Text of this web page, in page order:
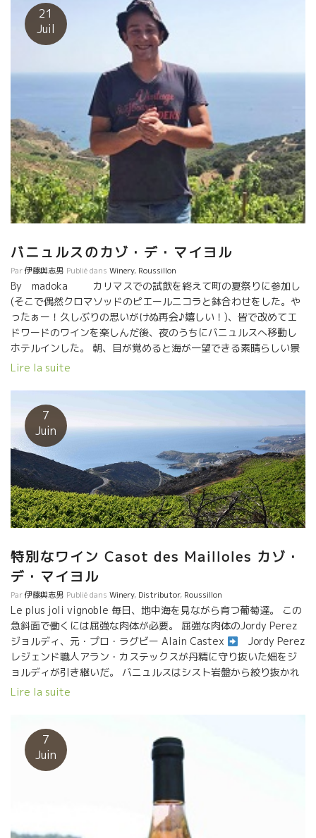
木店に来ている。 シェフの戸田さんがトビッキリ美味しい魚介類お
焼きや焼いてくれた。 南の太陽とお好み焼きソースの相性が素晴ら
い！！ （モンカルメスの問合せはサンフォニー社です）
21
Juil
バニュルスのカゾ・デ・マイヨル
Par伊藤與志男 Publié dans Winery, Roussillon
By madoka カリマスでの試飲を終えて町の夏祭りに参加し
(そこで偶然クロマソッドのピエールニコラと鉢合わせをした。や
ったぁー！久しぶりの思いがけぬ再会♪嬉しい！)、皆で改めてエ
ドワードのワインを楽しんだ後、夜のうちにバニュルスへ移動し
ホテルインした。 朝、目が覚めると海が一望できる素晴らしい景
色が飛び込んできた。ずっと憧れていたバニュルスにやっと来れ
向かう。 山道をくねくねと登り、着いたのは少し前 日本にも入荷
したクロ・ド・タイラックの畑。2005年まで先代アランが造って
いたがその後この区画のキューヴェはリリースされていなかっ
た。ドメーヌが所有する畑のなかでも一番の傾斜で海側に位置す
る。 実際に来てみると傾斜は想像を超えた。どうやって仕事をし
ているの？？まさに命懸けだ。 クロ・ド・タイラック。 ジョルデ
ィが2016年に復活させた区画。 このことをアランに内緒にしてい
たジョルディがワインが出来た時アランにブラインドで飲ませた
というエピソードがある。一発で言い当てたアラン。思い入れが
この区画にしか出せない味わい。ルシヨンなのにブルゴーニュの
グランヴァンのように軽快かつ繊細。余韻は長く旨味が溶け込ん
でいる。 その後カーヴに戻り来月日本に入ってくる新しいキュー
ヴェを含む2017年ヴィンテージを試飲させてもらいました。 リリ
ースはサンフォニーにて９月〜10月を予定しています。乞うご期
待！
Lire la suite
7
Juin
特別なワイン Casot des Mailloles カゾ・
デ・マイヨル
Par伊藤與志男 Publié dans Winery, Distributor, Roussillon
Le plus joli vignoble 毎日、地中海を見ながら育つ葡萄達。 この
急斜面で働くには屈強な肉体が必要。 屈強な肉体のJordy Perez
ジョルディ、元・プロ・ラグビー Alain Castex
Jordy Perez
レジェンド職人アラン・カステックスが丹精に守り抜いた畑をジ
ョルディが引き継いだ。 バニュルスはシスト岩盤から絞り抜かれ
たシスト・ジュース、これ以上のミネラル感は 存在しないだろ
ングできます。 10時半から１７時までです。 サンフォニー東京事
務所 東京都中央区銀座4-13-3 ACN銀座ビル４F TEL
03-5565-8992
Lire la suite
7
Juin